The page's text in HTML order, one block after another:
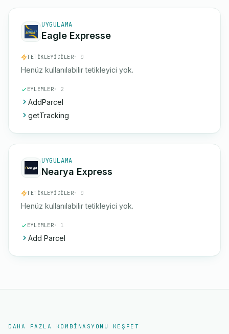
UYGULAMA
Eagle Expresse
TETIKLEYICILER· 0
Henüz kullanılabilir tetikleyici yok.
EYLEMLER· 2
AddParcel
getTracking
UYGULAMA
Nearya Express
TETIKLEYICILER· 0
Henüz kullanılabilir tetikleyici yok.
EYLEMLER· 1
Add Parcel
DAHA FAZLA KOMBINASYONU KEŞFET